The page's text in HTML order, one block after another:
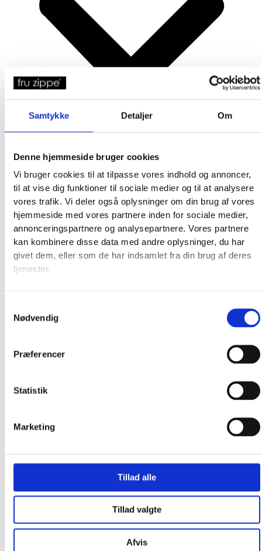
Samtykke Detaljer Om
Denne hjemmeside bruger cookies
Vi bruger cookies til at tilpasse vores indhold og annoncer,
til at vise dig funktioner til sociale medier og til at analysere
vores trafik. Vi deler også oplysninger om din brug af vores
hjemmeside med vores partnere inden for sociale medier,
annonceringspartnere og analysepartnere. Vores partnere
kan kombinere disse data med andre oplysninger, du har
givet dem, eller som de har indsamlet fra din brug af deres
tjenester.
Nødvendig
Præferencer
Statistik
Marketing
Tillad alle
Tillad valgte
Afvis
Produkter